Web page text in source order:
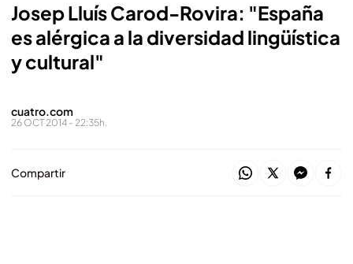
Josep Lluís Carod-Rovira: "España
es alérgica a la diversidad lingüística
y cultural"
cuatro.com
26 OCT 2014 - 22:35h.
Compartir